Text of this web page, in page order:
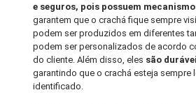
e seguros, pois possuem
garantem que o crachá fique sempre
podem ser produzidos em diferentes
podem ser personalizados de acordo
do cliente. Além disso, eles são
garantindo que o crachá esteja sempre
identificado.